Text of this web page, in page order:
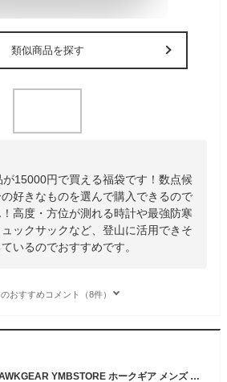
類似商品を探す
15000円で買える福袋です！数点候
好きなものを選んで購入できるので
高度・方位が測れる時計や最強防寒
ックサックなど、登山に活用できそ
いるのでおすすめです。
おすすめコメント（8件）
福袋 2024 アウトドア HAWKGEAR YMBSTORE ホークギア メンズ レディース アウトドアチェア 寝袋 アウトドアテーブル バックパック シュラフ CB缶カバー キャンプ ソロキャンプ コンパクト軽量